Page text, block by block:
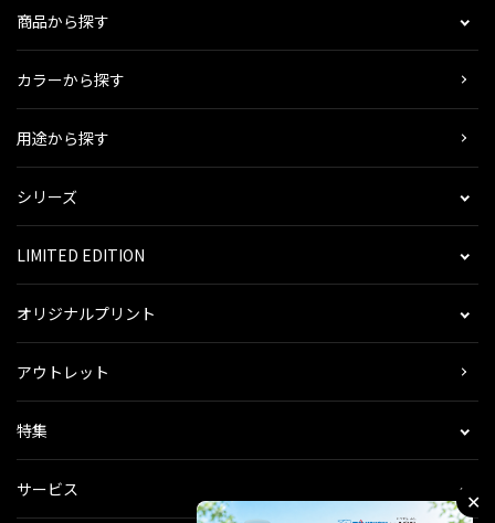
商品から探す
カラーから探す
用途から探す
シリーズ
LIMITED EDITION
オリジナルプリント
アウトレット
特集
サービス ✕